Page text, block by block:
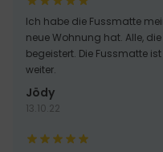
Ich habe die Fussmatte
neue Wohnung hat. Alle,
begeistert. Die Fussmatte
weiter.
Jödy
13.10.22